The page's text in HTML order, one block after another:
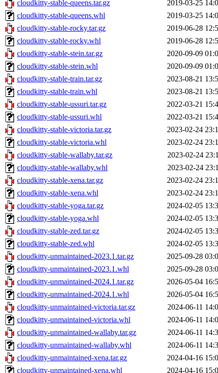
cloudkitty-stable-queens.tar.gz
2019-03-25
cloudkitty-stable-queens.whl
2019-03-25
cloudkitty-stable-rocky.tar.gz
2019-06-28
cloudkitty-stable-rocky.whl
2019-06-28
cloudkitty-stable-stein.tar.gz
2020-09-09
cloudkitty-stable-stein.whl
2020-09-09
cloudkitty-stable-train.tar.gz
2023-08-21
cloudkitty-stable-train.whl
2023-08-21
cloudkitty-stable-ussuri.tar.gz
2022-03-21
cloudkitty-stable-ussuri.whl
2022-03-21
cloudkitty-stable-victoria.tar.gz
2023-02-24
cloudkitty-stable-victoria.whl
2023-02-24
cloudkitty-stable-wallaby.tar.gz
2023-02-24
cloudkitty-stable-wallaby.whl
2023-02-24
cloudkitty-stable-xena.tar.gz
2023-02-24
cloudkitty-stable-xena.whl
2023-02-24
cloudkitty-stable-yoga.tar.gz
2024-02-05
cloudkitty-stable-yoga.whl
2024-02-05
cloudkitty-stable-zed.tar.gz
2024-02-05
cloudkitty-stable-zed.whl
2024-02-05
cloudkitty-unmaintained-2023.1.tar.gz
2025-09-28
cloudkitty-unmaintained-2023.1.whl
2025-09-28
cloudkitty-unmaintained-2024.1.tar.gz
2026-05-04
cloudkitty-unmaintained-2024.1.whl
2026-05-04
cloudkitty-unmaintained-victoria.tar.gz
2024-06-11
cloudkitty-unmaintained-victoria.whl
2024-06-11
cloudkitty-unmaintained-wallaby.tar.gz
2024-06-11
cloudkitty-unmaintained-wallaby.whl
2024-06-11
cloudkitty-unmaintained-xena.tar.gz
2024-04-16
cloudkitty-unmaintained-xena.whl
2024-04-16